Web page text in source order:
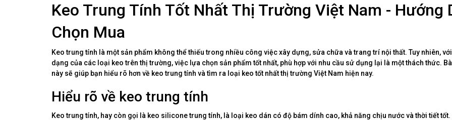
Keo Trung Tính Tốt Nhất Thị Trường Việt Nam - Hướng
Chọn Mua
Keo trung tính là một sản phẩm không thể thiếu trong nhiều công việc xây dựng, sửa chữa và trang trí nội thất. Tuy nhiên,
dạng của các loại keo trên thị trường, việc lựa chọn sản phẩm tốt nhất, phù hợp với nhu cầu sử dụng lại là một thách thức.
này sẽ giúp bạn hiểu rõ hơn về keo trung tính và tìm ra loại keo tốt nhất thị trường Việt Nam hiện nay.
Hiểu rõ về keo trung tính
Keo trung tính, hay còn gọi là keo silicone trung tính, là loại keo dán có độ bám dính cao, khả năng chịu nước và thời tiết